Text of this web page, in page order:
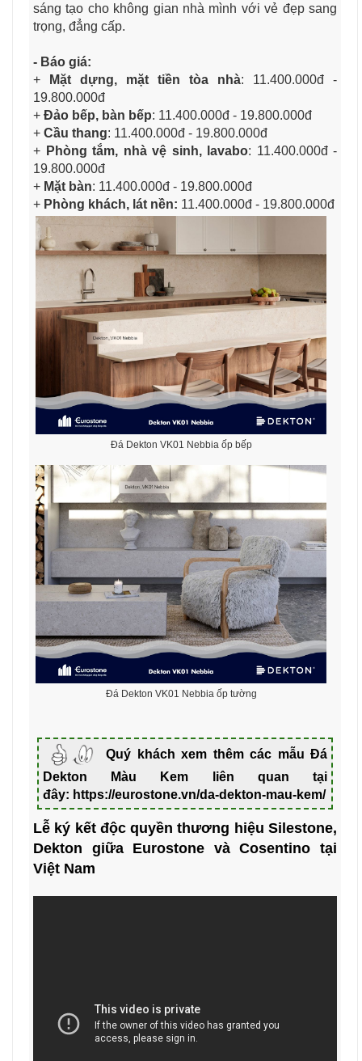
sáng tạo cho không gian nhà mình với vẻ đẹp sang
trọng, đẳng cấp.
- Báo giá:
+
Mặt dựng, mặt tiền tòa nhà: 11.400.000đ -
19.800.000đ
+ Đảo bếp, bàn bếp: 11.400.000đ - 19.800.000đ
+ Cầu thang: 11.400.000đ - 19.800.000đ
+ Phòng tắm, nhà vệ sinh, lavabo: 11.400.000đ -
19.800.000đ
+ Mặt bàn: 11.400.000đ - 19.800.000đ
+ Phòng khách, lát nền: 11.400.000đ - 19.800.000đ
Đá Dekton VK01 Nebbia ốp bếp
Đá Dekton VK01 Nebbia ốp tường
Quý khách xem thêm các mẫu Đá
Dekton Màu Kem liên quan tại
đây: https://eurostone.vn/da-dekton-mau-kem/
Lễ ký kết độc quyền thương hiệu Silestone,
Dekton giữa Eurostone và Cosentino tại
Việt Nam